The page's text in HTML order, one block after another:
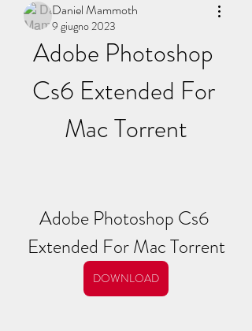
Daniel Mammoth
9 giugno 2023
Adobe Photoshop
Cs6 Extended For
Mac Torrent
Adobe Photoshop Cs6
Extended For Mac Torrent
DOWNLOAD